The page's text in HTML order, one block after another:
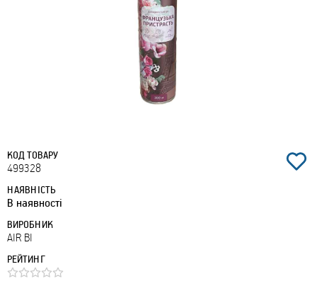
КОД ТОВАРУ
499328
НАЯВНІСТЬ
В наявності
ВИРОБНИК
AIR BI
РЕЙТИНГ